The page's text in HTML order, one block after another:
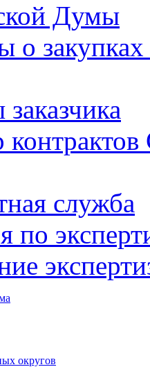
Думы
о
служба
по
округов